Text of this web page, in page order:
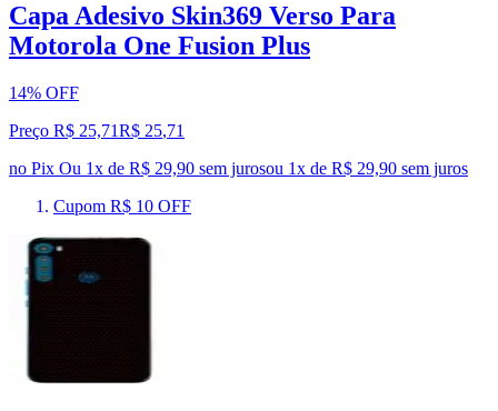
Capa Adesivo Skin369 Verso Para
Motorola One Fusion Plus
14% OFF
Preço R$ 25,71R$ 25,71
no Pix Ou 1x de R$ 29,90 sem jurosou 1x de R$ 29,90 sem juros
Cupom R$ 10 OFF